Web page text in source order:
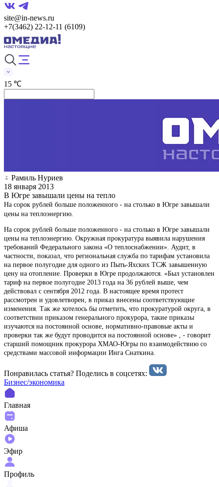
site@in-news.ru
+7(3462) 22-12-11 (6109)
15 ℃
Рамиль Нуриев
18 января 2013
В Югре завышали цены на тепло
На сорок рублей больше положенного - на столько в Югре завышали
цены на теплоэнергию.
На сорок рублей больше положенного - на столько в Югре завышали
цены на теплоэнергию. Окружная прокуратура выявила нарушения
требований Федерального закона «О теплоснабжении». Аудит, в
частности, показал, что региональная служба по тарифам установила
на первое полугодие для одного из Пыть-Яхских ТСЖ завышенную
цену на отопление. Проверки в Югре продолжаются. «Был установлен
тариф на первое полугодие 2013 года на 36 рублей выше, чем
действовал с сентября 2012 года. В настоящее время протест
рассмотрен и удовлетворен, в приказ внесены соответствующие
изменения. Так же хотелось бы отметить, что прокуратурой округа, в
соответствии приказом генерального прокурора, такие приказы
изучаются на постоянной основе, нормативно-правовые акты и
проверки так же будут проводится на постоянной основе» , - говорит
старший помощник прокурора ХМАО-Югры по взаимодействию со
средствами массовой информации Инга Снаткина.
Понравилась статья? Поделиcь в соцсетях:
Бизнес/экономика
Главная
Афиша
Эфир
Профиль